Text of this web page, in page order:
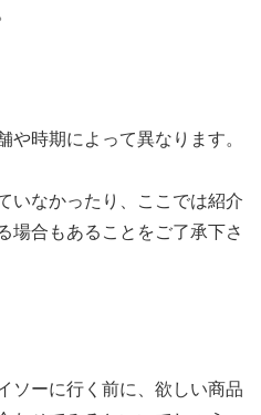
時期によって異なります。
いなかったり、ここでは紹介
場合もあることをご了承下さ
ソーに行く前に、欲しい商品